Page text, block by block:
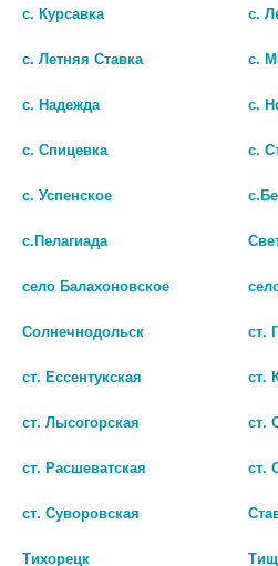
ДАЛЬХИМФАРМ/
85 руб.
В КОРЗИНУ
№90 ТАБ. П/П/О /KRKA/ 4971
1 217 руб.
с. Курсавка с.
с. Летняя Ставка с.
с. Надежда с.
с. Спицевка с.
с. Успенское
с.Пелагиада
село Балахоновское
Солнечнодольск ст.
ст. Ессентукская ст.
ст. Лысогорская ст.
ст. Расшеватская ст.
ст. Суворовская
Тихорецк